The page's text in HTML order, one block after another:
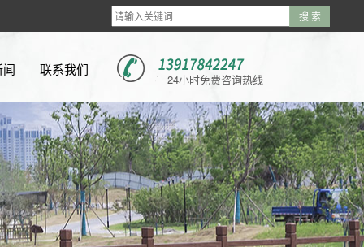
闻
题
频
联系我们
24小时免费咨询热线